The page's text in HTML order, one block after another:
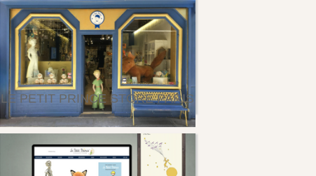
LE PETIT PRINCE STORE PARIS